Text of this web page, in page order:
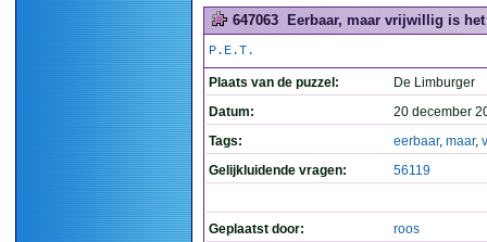
647063 Eerbaar, maar vrijwillig is het
P.E.T.
Plaats van de puzzel:
De Limburger
Datum:
20 december
Tags:
eerbaar, maar,
Gelijkluidende vragen:
56119
Geplaatst door: roos